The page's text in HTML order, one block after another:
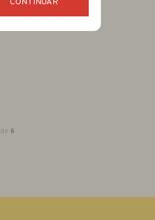
de 6
CONTINUAR